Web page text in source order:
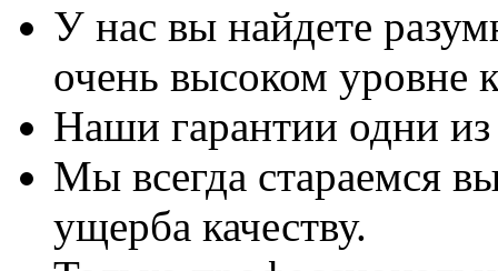
У нас вы найдете
очень высоком уровне
Наши гарантии одни
Мы всегда стараемся
ущерба качеству.